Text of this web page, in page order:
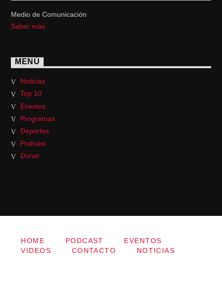
Medio de Comunicación
Saber más
MENÚ
Noticias
Top 10
Eventos
Programas
Deportes
Podcast
Donar
HOME PODCAST
EVENTOS
VIDEOS
CONTACTO NOTICIAS